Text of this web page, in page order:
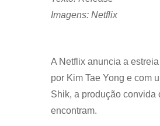
Imagens: Netflix
A Netflix anuncia a
por Kim Tae Yong e com
Shik, a produção convida
encontram.